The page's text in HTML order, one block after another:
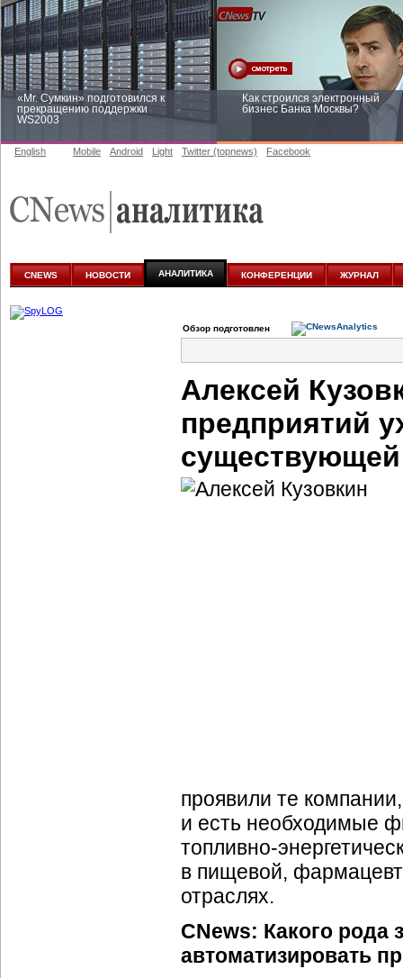
«Mr. Сумкин» подготовился к
прекращению поддержки
WS2003
Как строился электронный
бизнес Банка Москвы?
аналитике
English Mobile Android Light Twitter (topnews) Facebook
CNEWS НОВОСТИ АНАЛИТИКА КОНФЕРЕНЦИИ ЖУРНАЛ
Обзор подготовлен
Алексей
предприятий
проявили те
и есть необходимые
топливно-
в пищевой,
отраслях.
CNews: Какого рода
автоматизировать